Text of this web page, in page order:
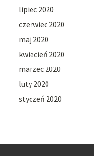
lipiec 2020
czerwiec 2020
maj 2020
kwiecień 2020
marzec 2020
luty 2020
styczeń 2020